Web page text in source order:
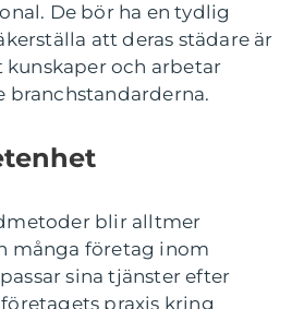
De bör ha en tydlig
att deras städare är
och arbetar
branchstandarderna.
blir alltmer
många företag inom
sina tjänster efter
praxis kring